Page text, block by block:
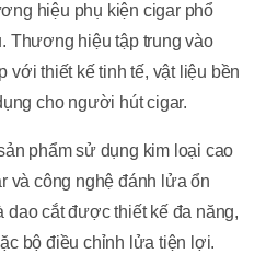
hiệu phụ kiện cigar phổ
Thương hiệu tập trung vào
với thiết kế tinh tế, vật liệu bền
cho người hút cigar.
phẩm sử dụng kim loại cao
và công nghệ đánh lửa ổn
dao cắt được thiết kế đa năng,
bộ điều chỉnh lửa tiện lợi.